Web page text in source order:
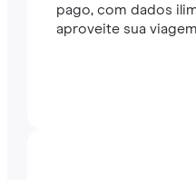
pago, com dados
aproveite sua